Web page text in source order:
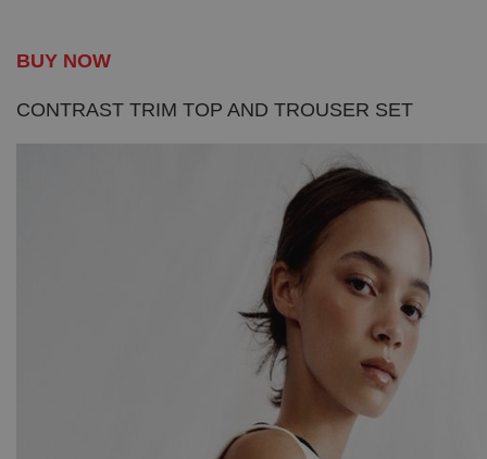
BUY NOW
CONTRAST TRIM TOP AND TROUSER SET